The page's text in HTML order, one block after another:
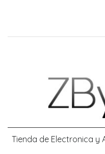
Tienda de Electronica y